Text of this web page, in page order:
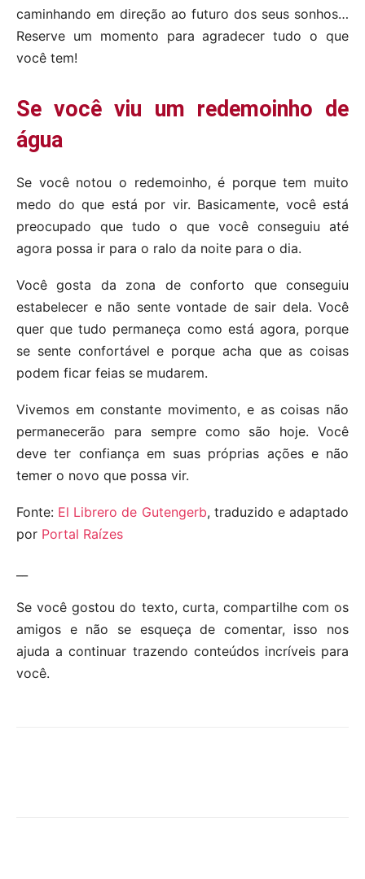
caminhando em direção ao futuro dos seus sonhos…
Reserve um momento para agradecer tudo o que
você tem!
Se você viu um redemoinho de
água
Se você notou o redemoinho, é porque tem muito
medo do que está por vir. Basicamente, você está
preocupado que tudo o que você conseguiu até
agora possa ir para o ralo da noite para o dia.
Você gosta da zona de conforto que conseguiu
estabelecer e não sente vontade de sair dela. Você
quer que tudo permaneça como está agora, porque
se sente confortável e porque acha que as coisas
podem ficar feias se mudarem.
Vivemos em constante movimento, e as coisas não
permanecerão para sempre como são hoje. Você
deve ter confiança em suas próprias ações e não
temer o novo que possa vir.
Fonte: El Librero de Gutengerb, traduzido e adaptado
por Portal Raízes
Se você gostou do texto, curta, compartilhe com os
amigos e não se esqueça de comentar, isso nos
ajuda a continuar trazendo conteúdos incríveis para
você.